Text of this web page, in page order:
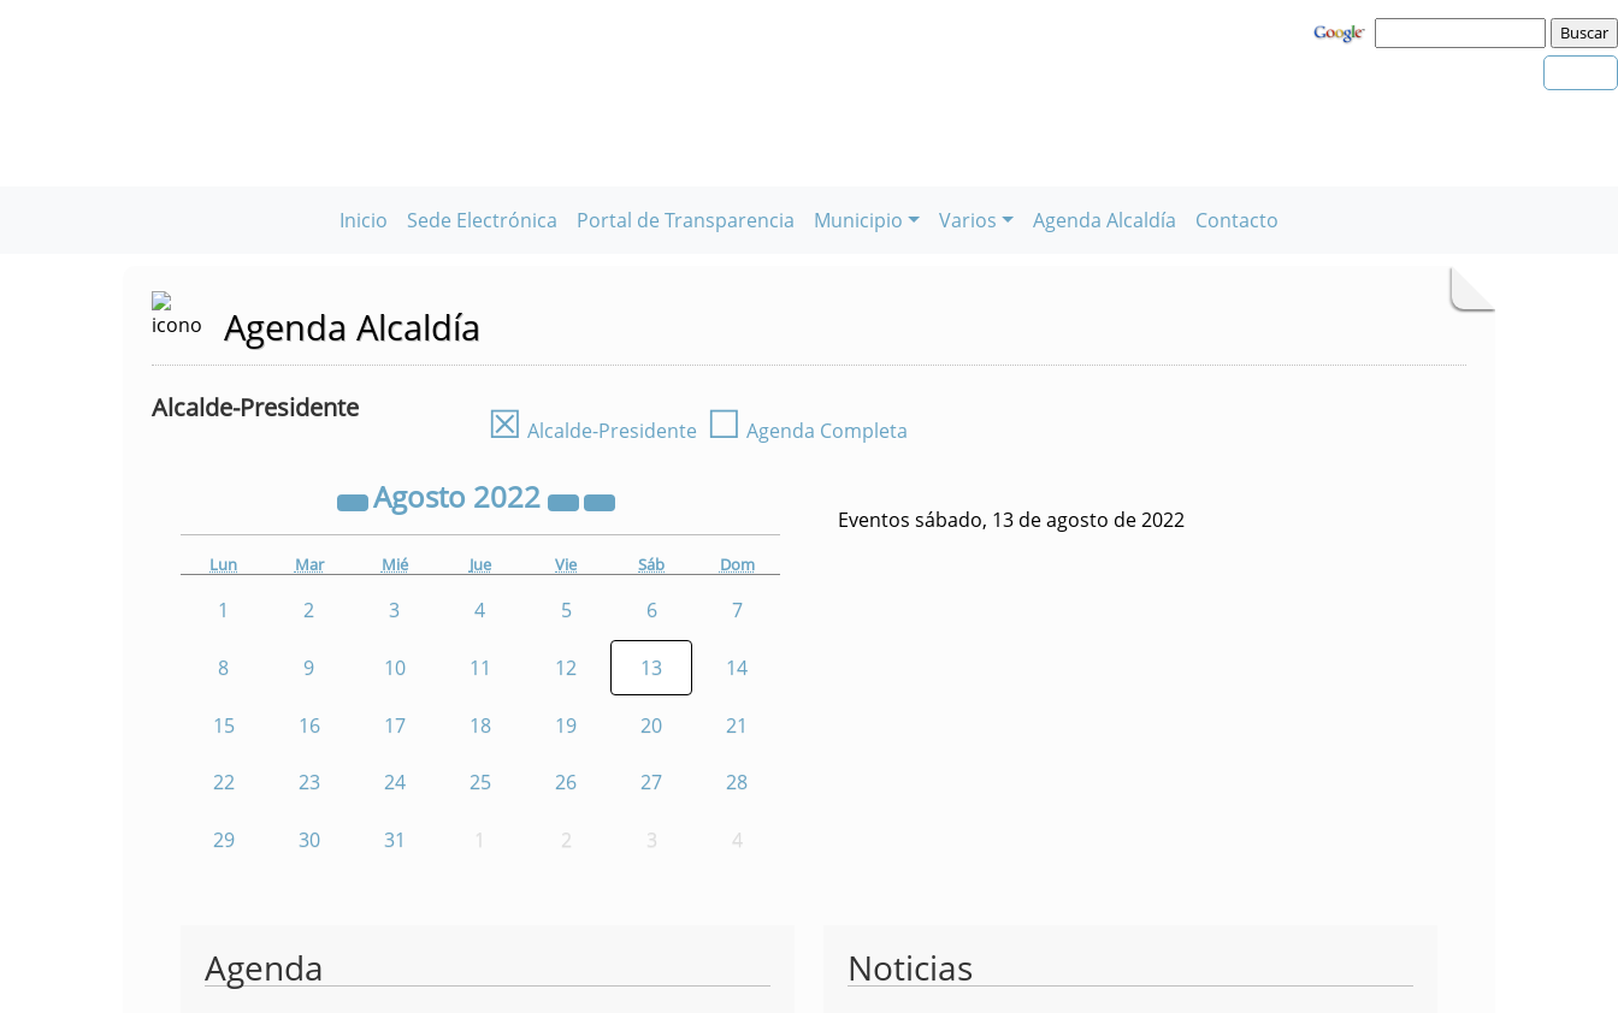
Inicio Sede Electrónica Portal de Transparencia Municipio Varios Agenda Alcaldía Contacto
Agenda Alcaldía
Alcalde-Presidente ☒ Alcalde-Presidente ☐ Agenda Completa
Agosto 2022
Lun Mar Mié Jue Vie Sáb Dom
1 2 3 4 5 6 7
8 9 10 11 12 13 14
15 16 17 18 19 20 21
22 23 24 25 26 27 28
29 30 31 1 2 3 4
Eventos sábado, 13 de agosto de 2022
Agenda Noticias